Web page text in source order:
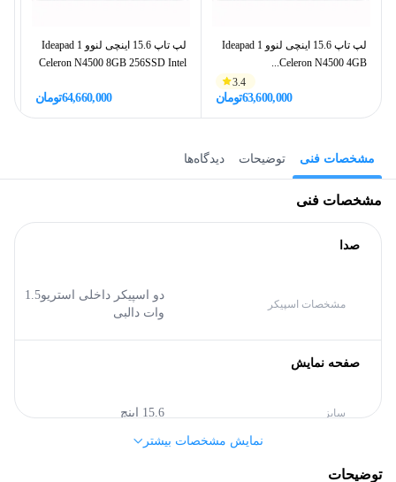
لپ تاپ 15.6 اینچی لنوو Ideapad 1
Celeron N4500 4GB...
3.4
63,600,000تومان
لپ تاپ 15.6 اینچی لنوو Ideapad 1
Celeron N4500 8GB 256SSD Intel
64,660,000تومان
مشخصات فنی توضیحات دیدگاه‌ها
مشخصات فنی
صدا
مشخصات اسپیکر
دو اسپیکر داخلی استریو1.5
وات دالبی
صفحه نمایش
سایز 15.6 اینچ
نوع پنل صفحه نمایش
نمایش مشخصات بیشتر
توضیحات